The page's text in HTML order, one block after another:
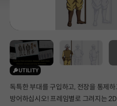
UTILITY
독특한 부대를 구입하고, 전장을 통제
방어하십시오! 프레임별로 그려지는